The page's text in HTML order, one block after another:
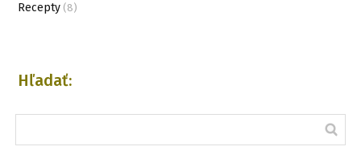
Recepty (8)
Hľadať: